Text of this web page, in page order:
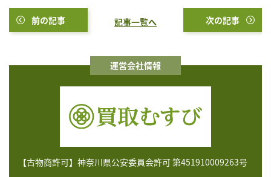
前の記事 記事一覧へ 次の記事
運営会社情報
【古物商許可】神奈川県公安委員会許可 第451910009263号